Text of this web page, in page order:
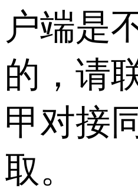
户端是
的，请
甲对接
取。